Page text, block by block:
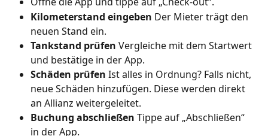
Kilometerstand eingeben Der Mieter trägt den
neuen Stand ein.
Tankstand prüfen Vergleiche mit dem Startwert
und bestätige in der App.
Schäden prüfen Ist alles in Ordnung? Falls nicht,
neue Schäden hinzufügen. Diese werden direkt
an Allianz weitergeleitet.
Buchung abschließen Tippe auf „Abschließen“
in der App.